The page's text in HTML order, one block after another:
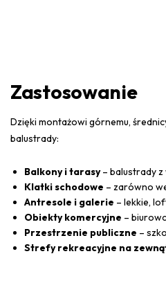
Zastosowanie
Dzięki montażowi górnemu,
balustrady:
Balkony i tarasy– balustrady z
Klatki schodowe – zarówno
Antresole i galerie – lekkie,
Obiekty komercyjne –
Przestrzenie publiczne –
Strefy rekreacyjne na